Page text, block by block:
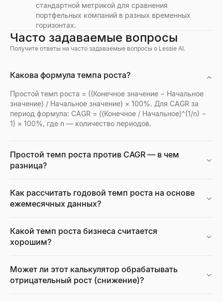
стандартной метрикой для сравнения
портфельных компаний в разных временных
горизонтах.
Часто задаваемые вопросы
Получите ответы на часто задаваемые вопросы о Lessie AI.
Какова формула темпа роста?
Простой темп роста = ((Конечное значение − Начальное
значение) / Начальное значение) × 100%. Для CAGR за
период формула: CAGR = ((Конечное / Начальное)^(1/n) −
1) × 100%, где n — количество периодов.
Простой темп роста против CAGR — в чем
разница?
Как рассчитать годовой темп роста на основе
ежемесячных данных?
Какой темп роста бизнеса считается
хорошим?
Может ли этот калькулятор обрабатывать
отрицательный рост (снижение)?